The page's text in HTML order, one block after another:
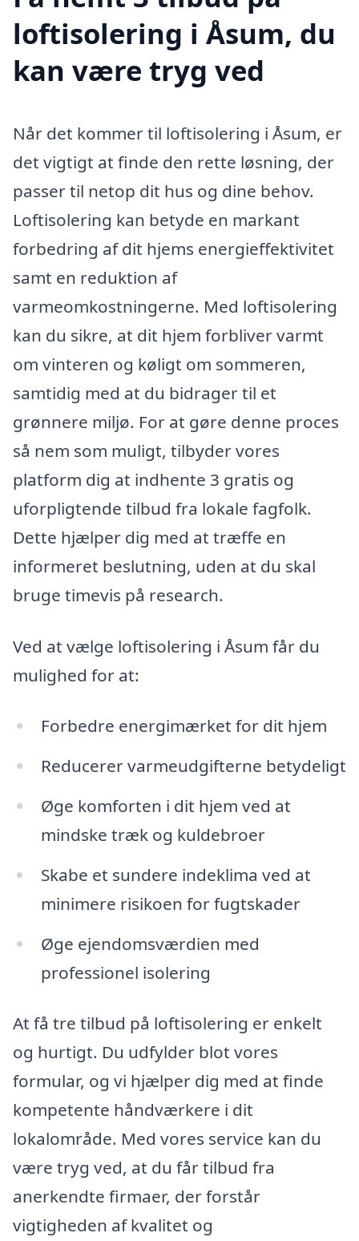
loftisolering i Åsum, du
kan være tryg ved
Når det kommer til loftisolering i Åsum, er
det vigtigt at finde den rette løsning, der
passer til netop dit hus og dine behov.
Loftisolering kan betyde en markant
forbedring af dit hjems energieffektivitet
samt en reduktion af
varmeomkostningerne. Med loftisolering
kan du sikre, at dit hjem forbliver varmt
om vinteren og køligt om sommeren,
samtidig med at du bidrager til et
grønnere miljø. For at gøre denne proces
så nem som muligt, tilbyder vores
platform dig at indhente 3 gratis og
uforpligtende tilbud fra lokale fagfolk.
Dette hjælper dig med at træffe en
informeret beslutning, uden at du skal
bruge timevis på research.
Ved at vælge loftisolering i Åsum får du
mulighed for at:
Forbedre energimærket for dit hjem
Reducerer varmeudgifterne betydeligt
Øge komforten i dit hjem ved at
mindske træk og kuldebroer
Skabe et sundere indeklima ved at
minimere risikoen for fugtskader
Øge ejendomsværdien med
professionel isolering
At få tre tilbud på loftisolering er enkelt
og hurtigt. Du udfylder blot vores
formular, og vi hjælper dig med at finde
kompetente håndværkere i dit
lokalområde. Med vores service kan du
være tryg ved, at du får tilbud fra
anerkendte firmaer, der forstår
vigtigheden af kvalitet og